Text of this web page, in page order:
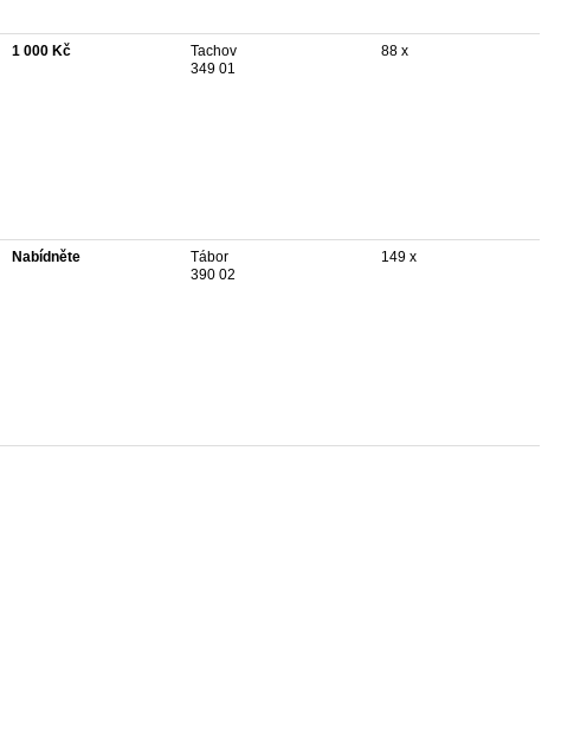
1 000 Kč
Tachov
349 01
88 x
Nabídněte
Tábor
390 02
149 x